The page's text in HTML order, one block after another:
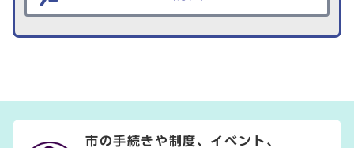
市の手続きや制度、イベント、